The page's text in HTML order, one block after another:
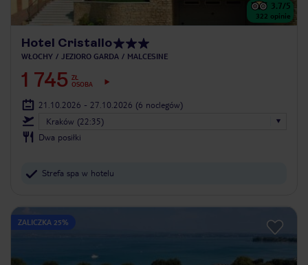
3.7/5
322 opinie
Hotel Cristallo
WŁOCHY JEZIORO GARDA MALCESINE
1 745 ZŁ
OSOBA
21.10.2026 - 27.10.2026 (6 noclegów)
Kraków (22:35)
Dwa posiłki
Strefa spa w hotelu
ZALICZKA 25%